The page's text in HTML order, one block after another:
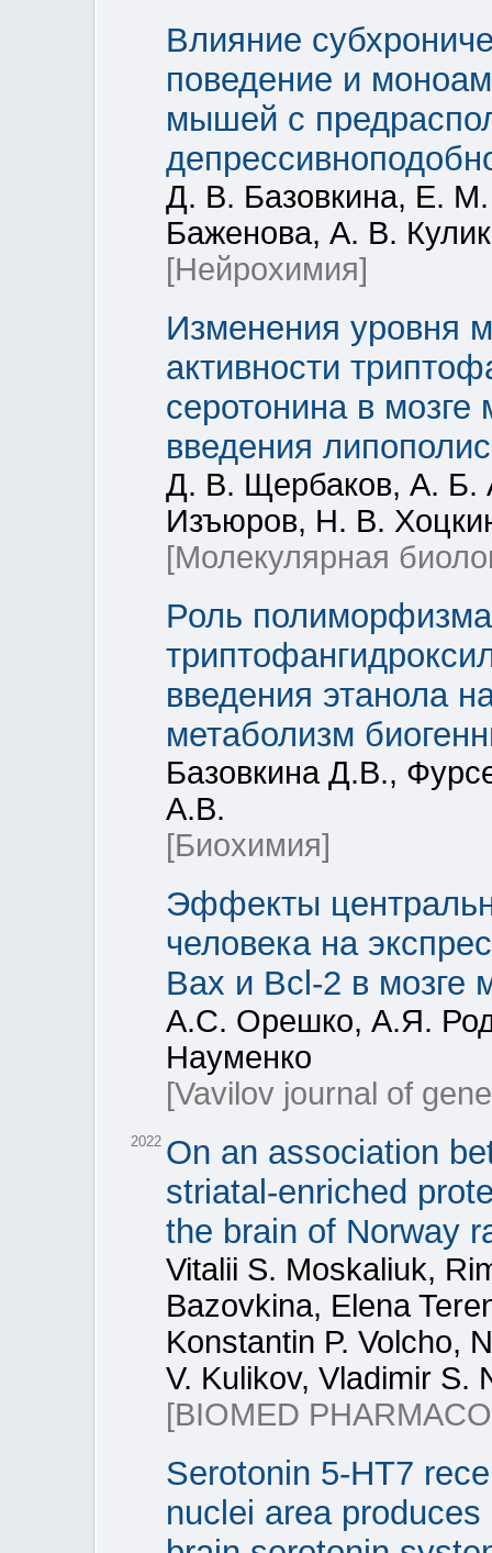
Влияние
поведение и
мышей с
Д. В. Базовкина, Е.
Баженова, А. В.
[Нейрохимия]
Изменения уровня
активности
серотонина в
введения
Д. В. Щербаков, А. Б.
Изъюров, Н. В.
[Молекулярная
Роль
введения этанола
метаболизм
Базовкина Д.В.,
А.В.
[Биохимия]
Эффекты
человека на
Bax и Bcl-2 в мозге
А.С. Орешко, А.Я.
Науменко
[Vavilov journal of
2022 On an association
striatal-enriched
the brain of Norway
Vitalii S. Moskaliuk,
Bazovkina, Elena
Konstantin P. Volcho,
V. Kulikov, Vladimir S.
[BIOMED
Serotonin 5-HT7
nuclei area